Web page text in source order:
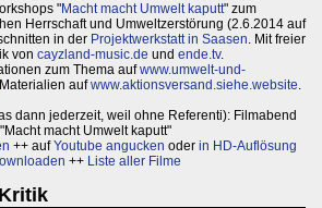
"Macht macht Umwelt kaputt" zum
Herrschaft und Umweltzerstörung (2.6.2014 auf
in der Projektwerkstatt in Saasen. Mit freier
von cayzland-music.de und ende.tv.
zum Thema aufwww.umwelt-und-
aufwww.aktionsversand.siehe.website.
dann jederzeit, weil ohne Referenti): Filmabend
"Macht macht Umwelt kaputt"
++ aufYoutube angucken oderin HD-Auflösung
++ Liste aller Filme